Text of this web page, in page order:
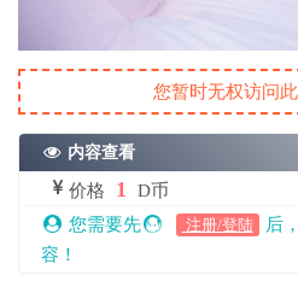
您暂时无权访问
内容查看
价格 1
D币
您需要先
注册/登陆
后
容！